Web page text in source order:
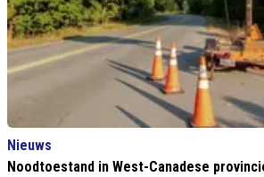
Nieuws
Noodtoestand in West-Canadese